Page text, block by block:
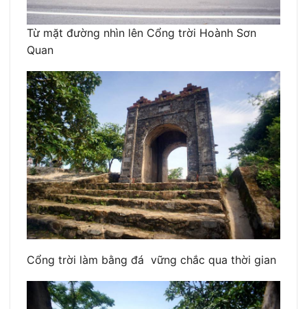
Từ mặt đường nhìn lên Cổng trời Hoành Sơn
Quan
Cổng trời làm bằng đá vững chắc qua thời gian